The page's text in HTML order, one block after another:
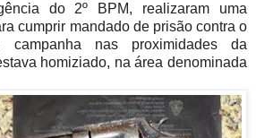
do 2º BPM, realizaram uma
cumprir mandado de prisão contra o
campanha nas proximidades da
homiziado, na área denominada